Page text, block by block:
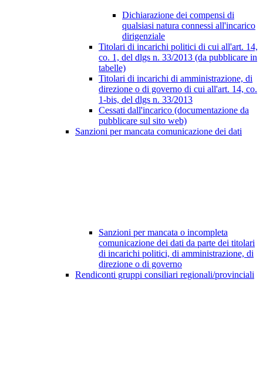
Dichiarazione dei compensi di
qualsiasi natura connessi all'incarico
dirigenziale
Titolari di incarichi politici di cui all'art. 14,
co. 1, del dlgs n. 33/2013 (da pubblicare in
tabelle)
Titolari di incarichi di amministrazione, di
direzione o di governo di cui all'art. 14, co.
1-bis, del dlgs n. 33/2013
Cessati dall'incarico (documentazione da
pubblicare sul sito web)
Sanzioni per mancata comunicazione dei dati
Sanzioni per mancata o incompleta
comunicazione dei dati da parte dei titolari
di incarichi politici, di amministrazione, di
direzione o di governo
Rendiconti gruppi consiliari regionali/provinciali